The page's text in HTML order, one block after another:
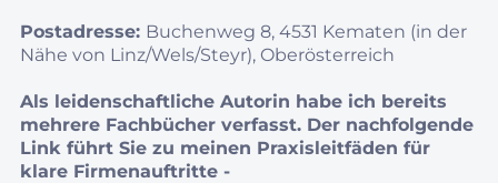
Postadresse: Buchenweg 8, 4531 Kematen (in der
Nähe von Linz/Wels/Steyr), Oberösterreich
Als leidenschaftliche Autorin habe ich bereits
mehrere Fachbücher verfasst. Der nachfolgende
Link führt Sie zu meinen Praxisleitfäden für
klare Firmenauftritte -